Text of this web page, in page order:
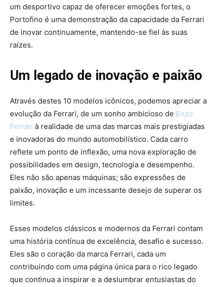
um desportivo capaz de oferecer emoções fortes, o
Portofino é uma demonstração da capacidade da Ferrari
de inovar continuamente, mantendo-se fiel às suas
raízes.
Um legado de inovação e paixão
Através destes 10 modelos icônicos, podemos apreciar a
evolução da Ferrari, de um sonho ambicioso de Enzo
Ferrari à realidade de uma das marcas mais prestigiadas
e inovadoras do mundo automobilístico. Cada carro
reflete um ponto de inflexão, uma nova exploração de
possibilidades em design, tecnologia e desempenho.
Eles não são apenas máquinas; são expressões de
paixão, inovação e um incessante desejo de superar os
limites.
Esses modelos clássicos e modernos da Ferrari contam
uma história contínua de excelência, desafio e sucesso.
Eles são o coração da marca Ferrari, cada um
contribuindo com uma página única para o rico legado
que continua a inspirar e a deslumbrar entusiastas do